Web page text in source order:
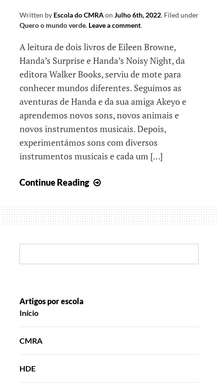
Written by Escola do CMRAon Julho 6th, 2022. Filed under
Quero o mundo verde. Leave a comment.
A leitura de dois livros de Eileen Browne,
Handa’s Surprise e Handa’s Noisy Night, da
editora Walker Books, serviu de mote para
conhecer mundos diferentes. Seguimos as
aventuras de Handa e da sua amiga Akeyo e
aprendemos novos sons, novos animais e
novos instrumentos musicais. Depois,
experimentámos sons com diversos
instrumentos musicais e cada um […]
Continue Reading
e
sons
esse
Artigos por escola
Início
CMRA
HDE